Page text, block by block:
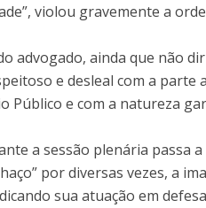
violou gravemente a
advogado, ainda que não
e desleal com a parte
Público e com a natureza
a sessão plenária passa
por diversas vezes, a
sua atuação em